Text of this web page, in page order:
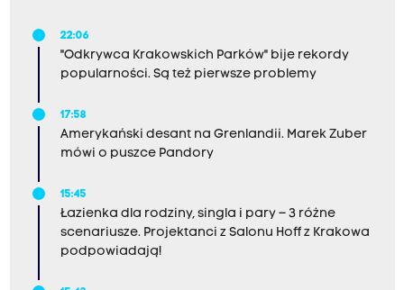
22:06
"Odkrywca Krakowskich Parków" bije rekordy
popularności. Są też pierwsze problemy
17:58
Amerykański desant na Grenlandii. Marek Zuber
mówi o puszce Pandory
15:45
Łazienka dla rodziny, singla i pary – 3 różne
scenariusze. Projektanci z Salonu Hoff z Krakowa
podpowiadają!